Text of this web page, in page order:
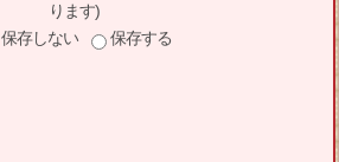
ります)
保存しない
保存する